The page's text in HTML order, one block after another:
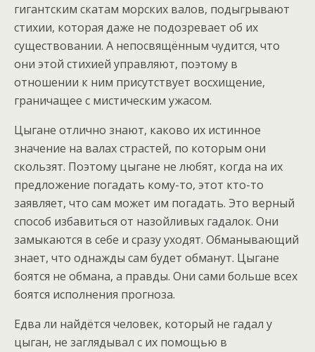
гигантским скатам морских валов, подыгрывают
стихии, которая даже не подозревает об их
существовании. А непосвящённым чудится, что
они этой стихией управляют, поэтому в
отношении к ним присутствует восхищение,
граничащее с мистическим ужасом.
Цыгане отлично знают, каково их истинное
значение на валах страстей, по которым они
скользят. Поэтому цыгане не любят, когда на их
предложение погадать кому-то, этот кто-то
заявляет, что сам может им погадать. Это верный
способ избавиться от назойливых гадалок. Они
замыкаются в себе и сразу уходят. Обманывающий
знает, что однажды сам будет обманут. Цыгане
боятся не обмана, а правды. Они сами больше всех
боятся исполнения прогноза.
Едва ли найдётся человек, который не гадал у
цыган, не заглядывал с их помощью в